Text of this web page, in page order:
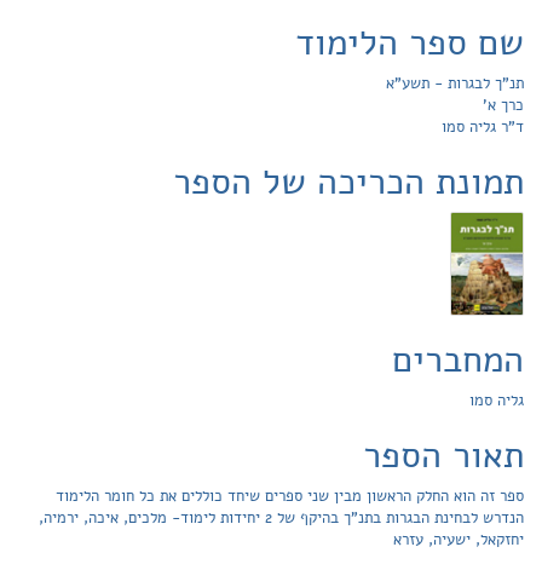
שם ספר הלימוד
תנ"ך לבגרות - תשע"א
כרך א'
ד"ר גליה סמו
תמונת הכריכה של הספר
המחברים
גליה סמו
תאור הספר
ספר זה הוא החלק הראשון מבין שני ספרים שיחד כוללים את כל חומר הלימוד
הנדרש לבחינת הבגרות בתנ"ך בהיקף של 2 יחידות לימוד- מלכים, איכה, ירמיה,
יחזקאל, ישעיה, עזרא